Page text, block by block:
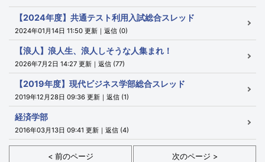
【2024年度】共通テスト利用入試総合スレッド
2024年01月14日 11:50 更新｜返信 (0)
【浪人】浪人生、浪人しそうな人集まれ！
2026年7月2日 14:27 更新｜返信 (77)
【2019年度】現代ビジネス学部総合スレッド
2019年12月28日 09:36 更新｜返信 (1)
経済学部
2016年03月13日 09:41 更新｜返信 (4)
< 前のページ 次のページ >